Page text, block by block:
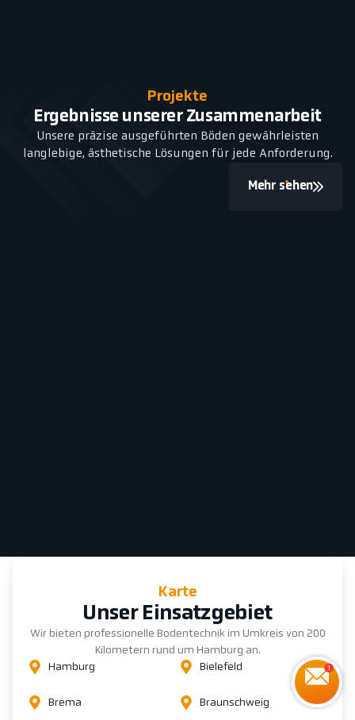
Projekte
Ergebnisse unserer Zusammenarbeit
Unsere präzise ausgeführten Böden gewährleisten
langlebige, ästhetische Lösungen für jede Anforderung.
Mehr sehen
Karte
Unser Einsatzgebiet
Wir bieten professionelle Bodentechnik im Umkreis von 200
Kilometern rund um Hamburg an.
Hamburg
Brema
Bielefeld
Braunschweig